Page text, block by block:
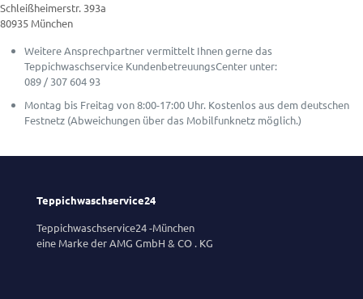
Schleißheimerstr. 393a
80935 München
Weitere Ansprechpartner vermittelt Ihnen gerne das
Teppichwaschservice KundenbetreuungsCenter unter:
089 / 307 604 93
Montag bis Freitag von 8:00-17:00 Uhr. Kostenlos aus dem deutschen
Festnetz (Abweichungen über das Mobilfunknetz möglich.)
Teppichwaschservice24
Teppichwaschservice24 -München
eine Marke der AMG GmbH & CO . KG